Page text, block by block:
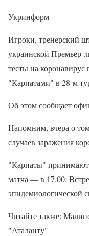
Укринформ
Игроки, тренерский
украинской Премьер-
тесты на коронавирус
"Карпатами" в 28-м
Об этом сообщает
Напомним, вчера о
случаев заражения
"Карпаты"
матча — в 17.00.
эпидемиологической
Читайте также:
"Аталанту"